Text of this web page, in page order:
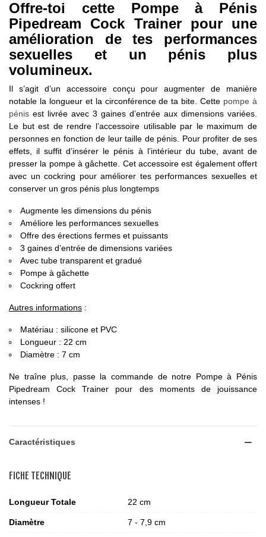
Offre-toi cette Pompe à Pénis
Pipedream Cock Trainer pour une
amélioration de tes performances
sexuelles et un pénis plus
volumineux.
Il s’agit d’un accessoire conçu pour augmenter de manière
notable la longueur et la circonférence de ta bite. Cette pompe à
pénis est livrée avec 3 gaines d’entrée aux dimensions variées.
Le but est de rendre l’accessoire utilisable par le maximum de
personnes en fonction de leur taille de pénis. Pour profiter de ses
effets, il suffit d’insérer le pénis à l’intérieur du tube, avant de
presser la pompe à gâchette. Cet accessoire est également offert
avec un cockring pour améliorer tes performances sexuelles et
conserver un gros pénis plus longtemps
Augmente les dimensions du pénis
Améliore les performances sexuelles
Offre des érections fermes et puissants
3 gaines d’entrée de dimensions variées
Avec tube transparent et gradué
Pompe à gâchette
Cockring offert
Autres informations :
Matériau : silicone et PVC
Longueur : 22 cm
Diamètre : 7 cm
Ne traîne plus, passe la commande de notre Pompe à Pénis
Pipedream Cock Trainer pour des moments de jouissance
intenses !
Caractéristiques
FICHE TECHNIQUE
Longueur Totale 22 cm
Diamètre 7 - 7,9 cm